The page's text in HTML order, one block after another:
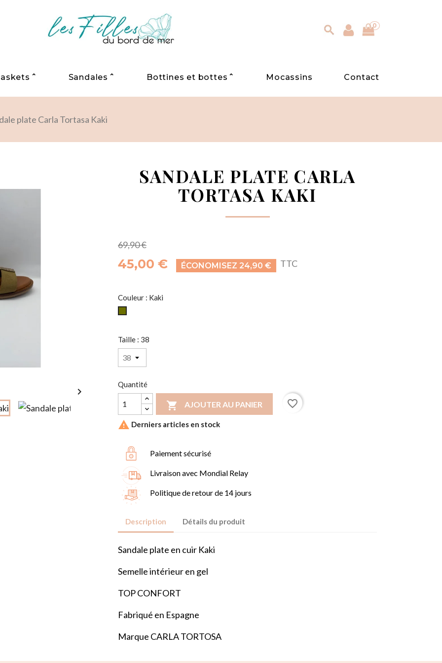
0
⌃ Sandales ⌃ Bottines et bottes ⌃ Mocassins Contact
plate Carla Tortasa Kaki

SANDALE PLATE CARLA
TORTASA KAKI
69,90 €
45,00 € ÉCONOMISEZ 24,90 € TTC
Couleur : Kaki
Taille : 38
Quantité
 AJOUTER AU PANIER
favorite_border
 Derniers articles en stock
Paiement sécurisé
Livraison avec Mondial Relay
Politique de retour de 14 jours
Description Détails du produit
Sandale plate en cuir Kaki
Semelle intérieur en gel
TOP CONFORT
Fabriqué en Espagne
Marque CARLA TORTOSA